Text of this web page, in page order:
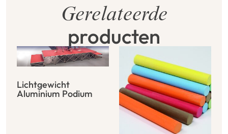
Gerelateerde
producten
Lichtgewicht
Aluminium Podium